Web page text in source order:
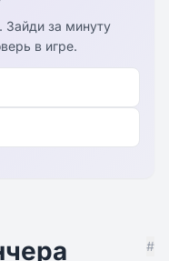
за минуту
в игре.
#